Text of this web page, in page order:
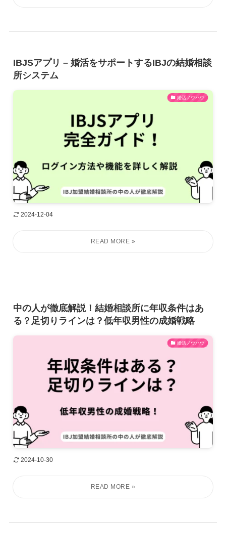
IBJSアプリ – 婚活をサポートするIBJの結婚相談
所システム
婚活ノウハウ
2024-12-04
中の人が徹底解説！結婚相談所に年収条件はあ
る？足切りラインは？低年収男性の成婚戦略
婚活ノウハウ
2024-10-30